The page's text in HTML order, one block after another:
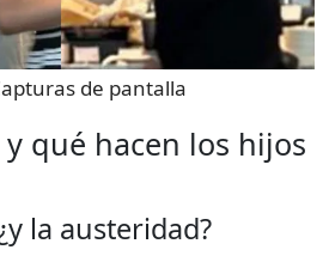
de pantalla
qué hacen los hijos
la austeridad?